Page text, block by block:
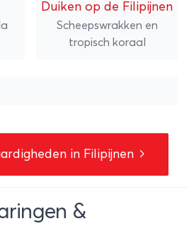
Duiken op de Filipijnen
Scheepswrakken en
tropisch koraal
in Filipijnen
&